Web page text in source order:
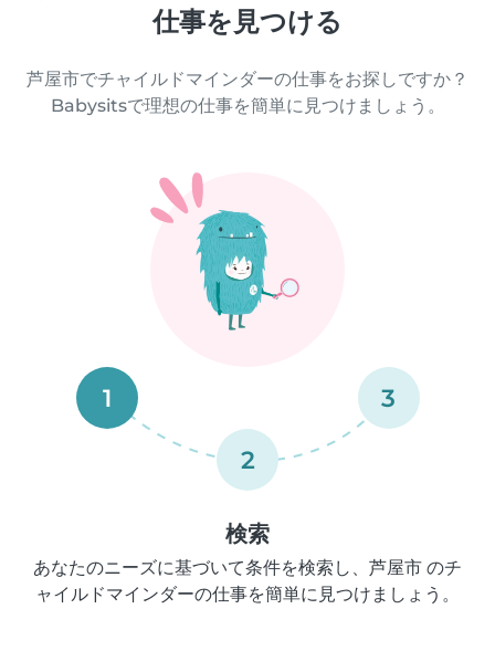
仕事を見つける
芦屋市でチャイルドマインダーの仕事をお探しですか？
Babysitsで理想の仕事を簡単に見つけましょう。
1
2
3
検索
あなたのニーズに基づいて条件を検索し、芦屋市 のチ
ャイルドマインダーの仕事を簡単に見つけましょう。